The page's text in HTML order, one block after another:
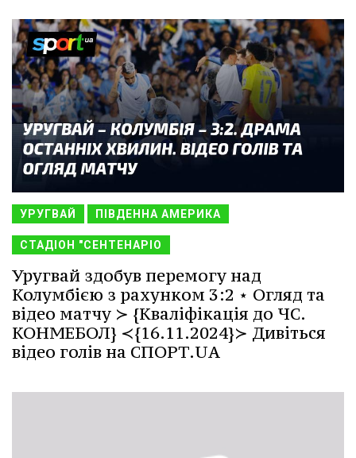
УРУГВАЙ ПІВДЕННА АМЕРИКА
СТАДІОН "СЕНТЕНАРІО
Уругвай здобув перемогу над
Колумбією з рахунком 3:2 ⋆ Огляд та
відео матчу ≻ {Кваліфікація до ЧС.
КОНМЕБОЛ} ≺{16.11.2024}≻ Дивіться
відео голів на СПОРТ.UA